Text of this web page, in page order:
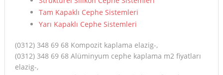
Tam Kapaklı Cephe Sistemleri
Yarı Kapaklı Cephe Sistemleri
(0312) 348 69 68 Kompozit kaplama elazig-,
(0312) 348 69 68 Alüminyum cephe kaplama m2 fiyatları
elazig-,